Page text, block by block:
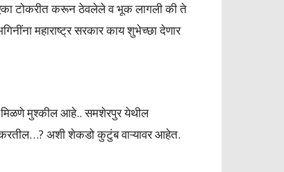
टोकरीत करून ठेवलेले व भूक लागली की ते
महाराष्ट्र सरकार काय शुभेच्छा देणार
मिळणे मुश्कील आहे.. समशेरपुर येथील
करतील…? अशी शेकडो कुटुंब वाऱ्यावर आहेत.